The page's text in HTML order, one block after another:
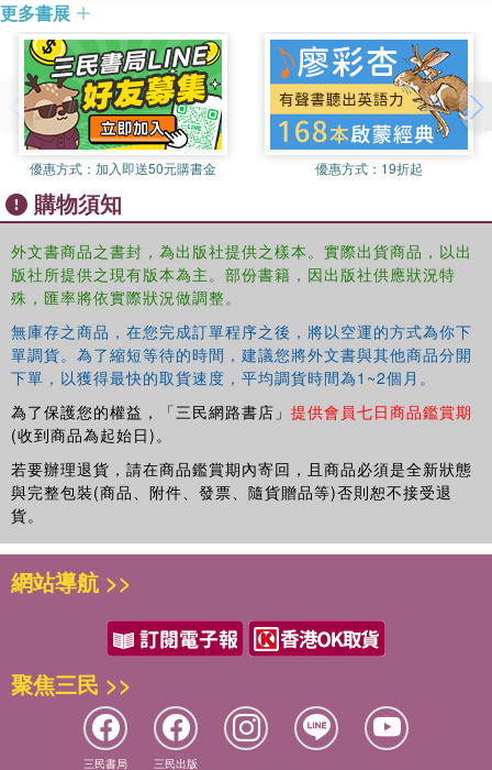
更多書展
優惠方式： 加入即送50元購書金 優惠方式： 19折起
購物須知
外文書商品之書封，為出版社提供之樣本。實際出貨商品，以出
版社所提供之現有版本為主。部份書籍，因出版社供應狀況特
殊，匯率將依實際狀況做調整。
無庫存之商品，在您完成訂單程序之後，將以空運的方式為你下
單調貨。為了縮短等待的時間，建議您將外文書與其他商品分開
下單，以獲得最快的取貨速度，平均調貨時間為1~2個月。
為了保護您的權益，「三民網路書店」 提供會員七日商品鑑賞期
(收到商品為起始日)。
若要辦理退貨，請在商品鑑賞期內寄回，且商品必須是全新狀態
與完整包裝(商品、附件、發票、隨貨贈品等)否則恕不接受退
貨。
網站導航 >>
聚焦三民 >>
三民書局 三民出版